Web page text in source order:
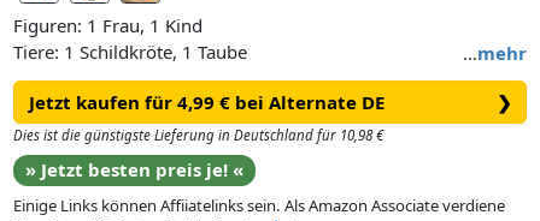
…mehr
Figuren: 1 Frau, 1 Kind
Tiere: 1 Schildkröte, 1 Taube
Zubehör: 2 Ei-Hälften, 1 Sonnenschirm, 1 Pflanzenteil, 1
Badetuch, 1 Strandtasche, 1 Flasche, 1 Tube Sonnencreme, 1
Schaufel, 1 Eimer, 1 Topf, 1 Gießkanne, 1 Sandburg, 2 Eier-
Sets
Jetzt kaufen für 4,99 € bei Alternate DE ❯
Dies ist die günstigste Lieferung in Deutschland für 10,98 €
» Jetzt besten preis je! «
Einige Links können Affiiatelinks sein. Als Amazon Associate verdiene